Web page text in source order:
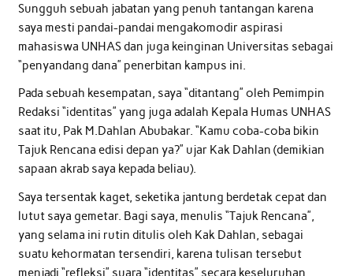
Sungguh sebuah jabatan yang penuh tantangan karena
saya mesti pandai-pandai mengakomodir aspirasi
mahasiswa UNHAS dan juga keinginan Universitas sebagai
“penyandang dana” penerbitan kampus ini.
Pada sebuah kesempatan, saya “ditantang” oleh Pemimpin
Redaksi “identitas” yang juga adalah Kepala Humas UNHAS
saat itu, Pak M.Dahlan Abubakar. “Kamu coba-coba bikin
Tajuk Rencana edisi depan ya?” ujar Kak Dahlan (demikian
sapaan akrab saya kepada beliau).
Saya tersentak kaget, seketika jantung berdetak cepat dan
lutut saya gemetar. Bagi saya, menulis “Tajuk Rencana”,
yang selama ini rutin ditulis oleh Kak Dahlan, sebagai
suatu kehormatan tersendiri, karena tulisan tersebut
menjadi “refleksi” suara “identitas” secara keseluruhan